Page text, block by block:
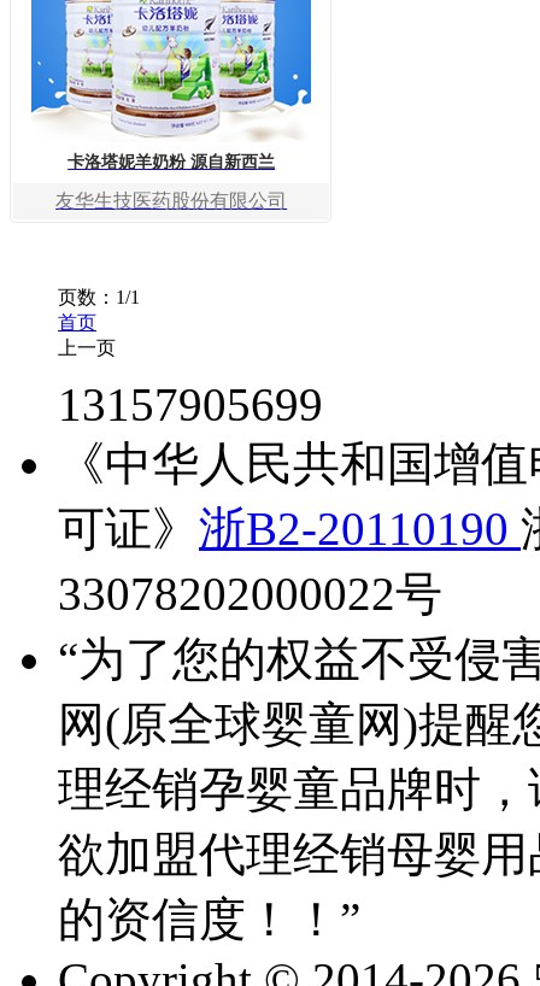
卡洛塔妮羊奶粉 源自新西兰
友华生技医药股份有限公司
页数：1/1
首页
上一页
转到
13157905699
《中华人民共和国增
可证》 浙B2-20110190
33078202000022号
“为了您的权益不受侵
网(原全球婴童网)提醒
理经销孕婴童品牌时
欲加盟代理经销母婴
的资信度！！”